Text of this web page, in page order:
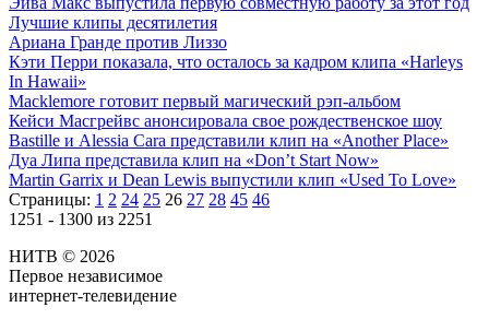
Лучшие клипы десятилетия
Ариана Гранде против Лиззо
Кэти Перри показала, что осталось за кадром клипа «Harleys
In Hawaii»
Macklemore готовит первый магический рэп-альбом
Кейси Масгрейвс анонсировала свое рождественское шоу
Bastille и Alessia Cara представили клип на «Another Place»
Дуа Липа представила клип на «Don’t Start Now»
Martin Garrix и Dean Lewis выпустили клип «Used To Love»
Страницы: 1 2 24 25 26 27 28 45 46
1251 - 1300 из 2251
НИТВ © 2026
Первое независимое
интернет-телевидение